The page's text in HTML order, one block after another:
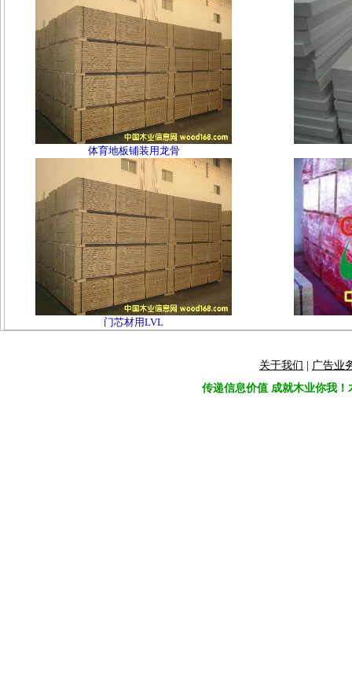
体育地板铺装用龙骨
门芯材用LVL
关于我们
广告业
传递信息价值 成就木业你我